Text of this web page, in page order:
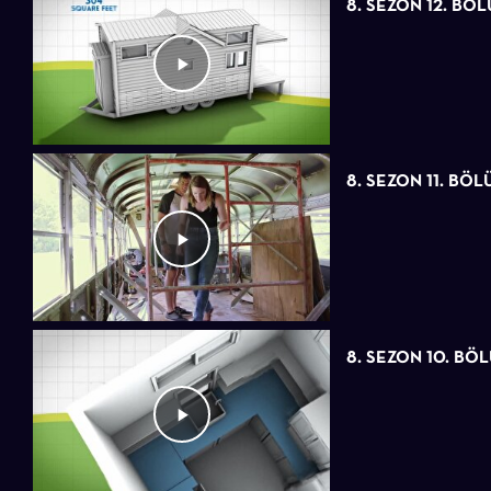
8. SEZON 12.
8. SEZON 11.
8. SEZON 10.